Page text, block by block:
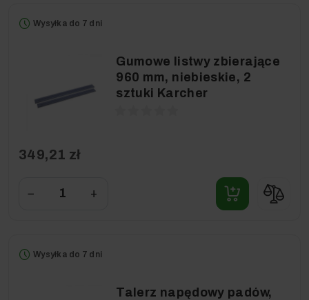
Wysyłka do 7 dni
Gumowe listwy zbierające
960 mm, niebieskie, 2
sztuki Karcher
349,21 zł
− +
Wysyłka do 7 dni
Talerz napędowy padów,